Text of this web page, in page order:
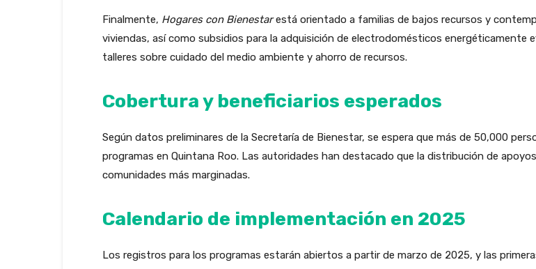
Finalmente, Hogares con Bienestarestá orientado a familias de bajos recursos y
viviendas, así como subsidios para la adquisición de electrodomésticos energéticamente
talleres sobre cuidado del medio ambiente y ahorro de recursos.
Cobertura y beneficiarios esperados
Según datos preliminares de la Secretaría de Bienestar, se espera que más de 50,000
programas en Quintana Roo. Las autoridades han destacado que la distribución de
comunidades más marginadas.
Calendario de implementación en 2025
Los registros para los programas estarán abiertos a partir de marzo de 2025, y las